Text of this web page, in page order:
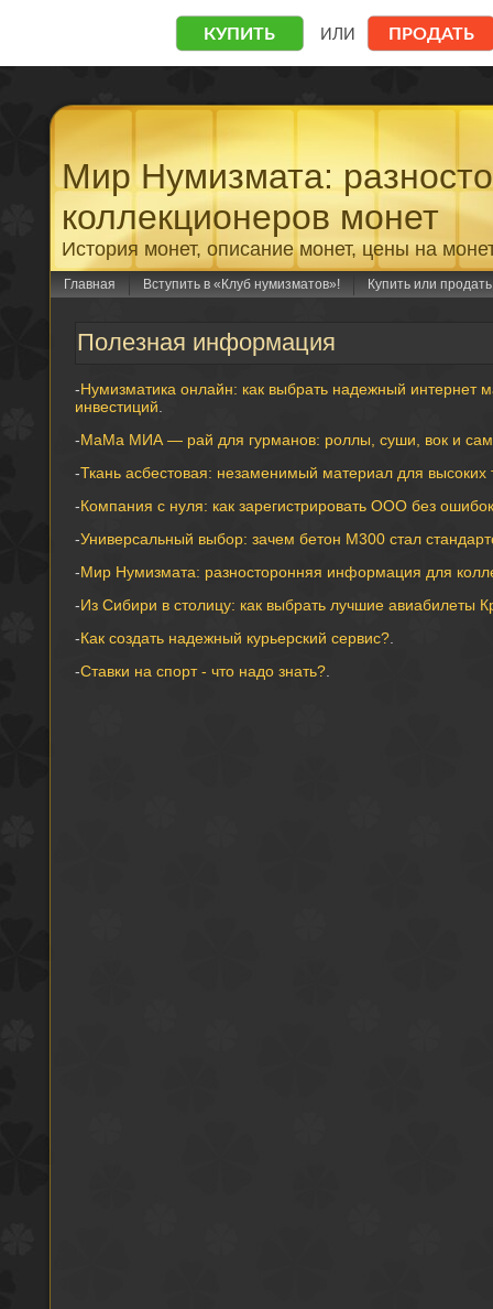
Мир Нумизмата:
коллекционеров монет
История монет, описание монет, цены на
Главная Вступить в «Клуб нумизматов»! Купить или
Полезная информация
-Нумизматика онлайн: как выбрать надежный интернет
инвестиций
-МаМа МИА — рай для гурманов: роллы, суши, вок и
-Ткань асбестовая: незаменимый материал для
-Компания с нуля: как зарегистрировать ООО без
-Универсальный выбор: зачем бетон М300 стал
-Мир Нумизмата: разносторонняя информация для
-Из Сибири в столицу: как выбрать лучшие авиабилеты
-Как создать надежный курьерский сервис?
-Ставки на спорт - что надо знать?